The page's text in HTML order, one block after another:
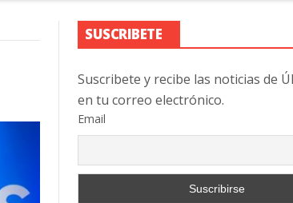
SUSCRIBETE
Suscribete y recibe las noticias de
en tu correo electrónico.
Email